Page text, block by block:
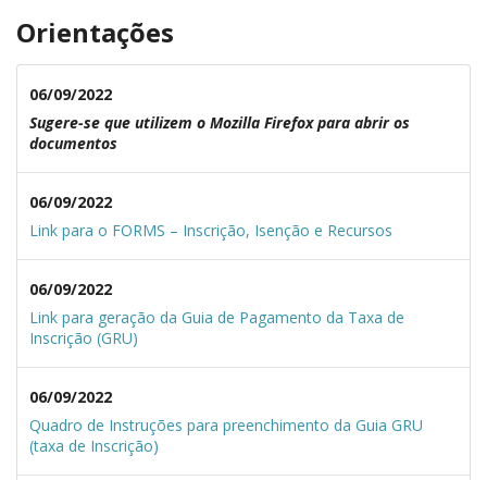
Orientações
06/09/2022
Sugere-se que utilizem o Mozilla Firefox para abrir os
documentos
06/09/2022
Link para o FORMS – Inscrição, Isenção e Recursos
06/09/2022
Link para geração da Guia de Pagamento da Taxa de
Inscrição (GRU)
06/09/2022
Quadro de Instruções para preenchimento da Guia GRU
(taxa de Inscrição)